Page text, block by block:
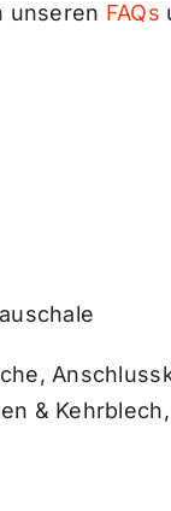
unseren FAQs
&